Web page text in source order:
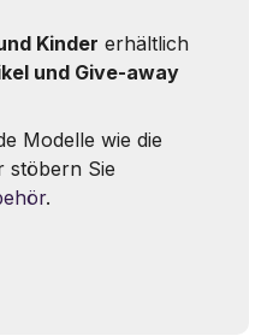
Kinder erhältlich
und Give-away
Modelle wie die
stöbern Sie
.